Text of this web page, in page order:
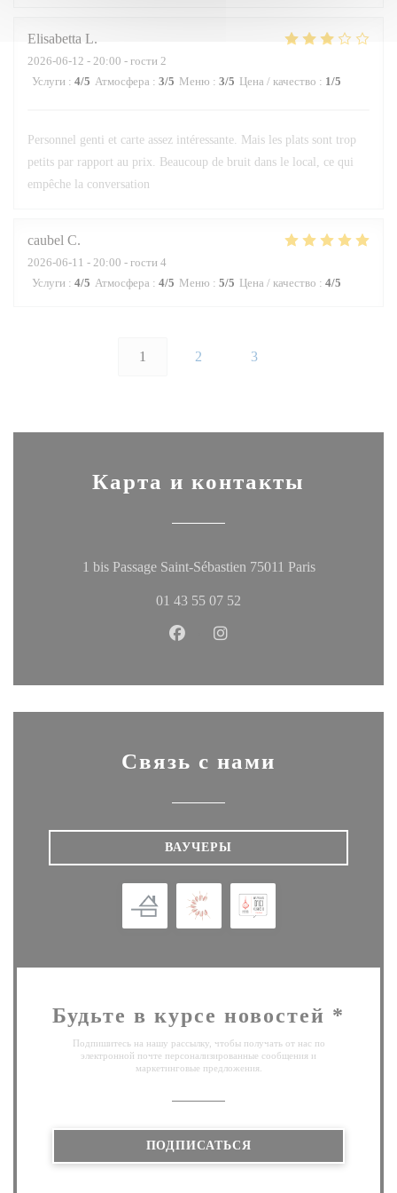
Elisabetta L
2026-06-12 - 20:00 - гости 2
Услуги : 4/5 Атмосфера : 3/5 Меню : 3/5 Цена / качество : 1/5
Personnel genti et carte assez intéressante. Mais les plats sont trop
petits par rapport au prix. Beaucoup de bruit dans le local, ce qui
empêche la conversation
caubel C
2026-06-11 - 20:00 - гости 4
Услуги : 4/5 Атмосфера : 4/5 Меню : 5/5 Цена / качество : 4/5
1 2 3
Карта и контакты
1 bis Passage Saint-Sébastien 75011 Paris
01 43 55 07 52
Facebook ((открывается в
Связь с нами
ВАУЧЕРЫ
Будьте в курсе новостей *
Подпишитесь на нашу рассылку, чтобы получать от нас по
электронной почте персонализированные сообщения и
маркетинговые предложения.
ПОДПИСАТЬСЯ